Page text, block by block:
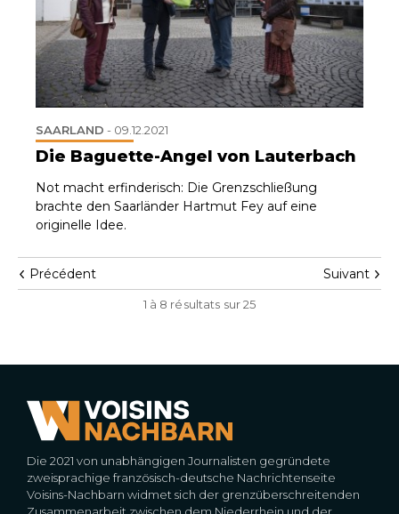
SAARLAND - 09.12.2021
Die Baguette-Angel von Lauterbach
Not macht erfinderisch: Die Grenzschließung
brachte den Saarländer Hartmut Fey auf eine
originelle Idee.
Précédent Suivant
1 à 8 résultats sur 25
Die 2021 von unabhängigen Journalisten gegründete
zweisprachige französisch-deutsche Nachrichtenseite
Voisins-Nachbarn widmet sich der grenzüberschreitenden